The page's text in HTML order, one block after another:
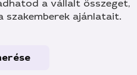
a vállalt összeget,
szakemberek ajánlatait.